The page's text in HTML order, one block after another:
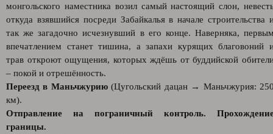
монгольского наместника возил самый настоящий слон,
откуда взявшийся посреди Забайкалья в начале строительства
так же загадочно исчезнувший в его конце. Наверняка,
впечатлением станет тишина, а запахи курящих благовоний
трав откроют ощущения, которых ждёшь от буддийской
– покой и отрешённость.
Переезд в Маньчжурию(Цугольский дацан → Маньчжурия:
км).
Отправление на пограничный контроль.
границы.